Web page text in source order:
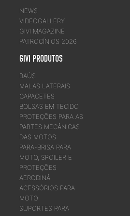
NEWS
VIDEOGALLERY
GIVI MAGAZINE
PATROCÍNIOS 2026
GIVI PRODUTOS
BAÚS
MALAS LATERAIS
CAPACETES
BOLSAS EM TECIDO
PROTEÇÕES PARA AS
PARTES MECÂNICAS
DAS MOTOS
PARA-BRISA PARA
MOTO, SPOILER E
PROTEÇÕES
AERODINÂ
ACESSÓRIOS PARA
MOTO
SUPORTES PARA